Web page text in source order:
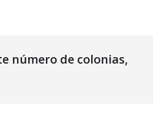
número de colonias,